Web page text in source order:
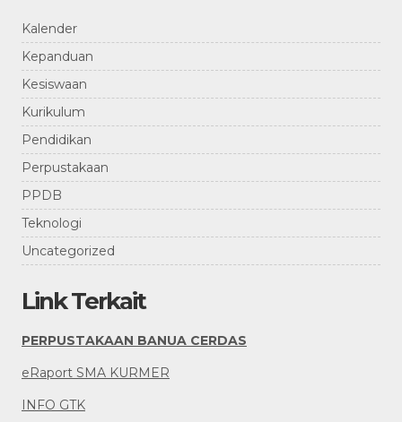
Kalender
Kepanduan
Kesiswaan
Kurikulum
Pendidikan
Perpustakaan
PPDB
Teknologi
Uncategorized
Link Terkait
PERPUSTAKAAN BANUA CERDAS
eRaport SMA KURMER
INFO GTK